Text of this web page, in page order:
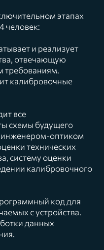
этапах
человек:
и реализует
отвечающую
требованиям.
калибровочные
все
схемы будущего
инженером-оптиком
технических
систему оценки
калибровочного
код для
с устройства.
данных